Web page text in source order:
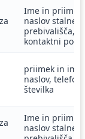
Ime in priimek
naslov
prebivališča,
kontaktni
priimek in ime,
naslov,
številka
Ime in priimek
naslov